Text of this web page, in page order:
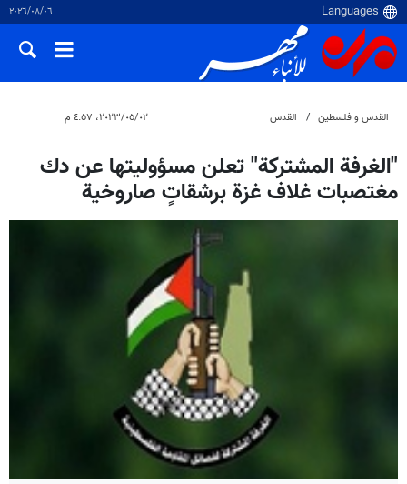
٠٦‏/٠٨‏/٢٠٢٦
القدس و فلسطین القدس ٠٢‏/٠٥‏/٢٠٢٣، ٤:٥٧ م
"الغرفة المشتركة" تعلن مسؤوليتها عن دك
مغتصبات غلاف غزة برشقاتٍ صاروخية